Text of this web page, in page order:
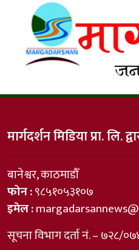
मार्गदर्शन मिडिया प्रा. लि.
बानेश्वर, काठमाडौँ
फोन :९८५१०५३१०७
इमेल :
सूचना विभाग दर्ता नं. – ७२८/